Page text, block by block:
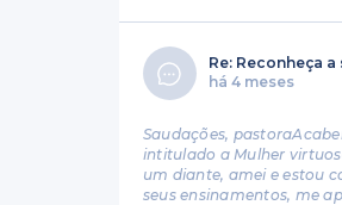
Re: Reconheça a
há 4 meses
Saudações,
intitulado a Mulher
um diante, amei e estou
seus ensinamentos, me